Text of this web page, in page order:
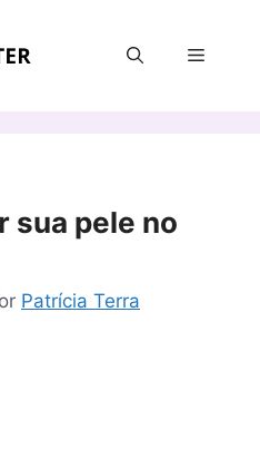
Menu
sua pele no
Patrícia Terra